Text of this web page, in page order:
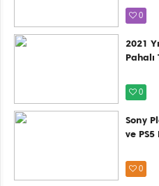
0
2021
0
Sony
ve PS5
0